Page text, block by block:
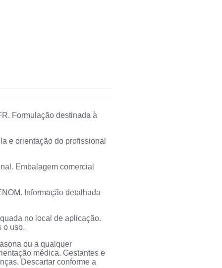
Formulação destinada à
e orientação do profissional
Embalagem comercial
Informação detalhada
no local de aplicação.
o uso.
ou a qualquer
médica. Gestantes e
Descartar conforme a